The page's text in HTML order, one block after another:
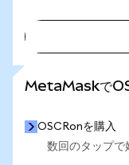
MetaMaskで
OSCRonを購入
数回のタップで